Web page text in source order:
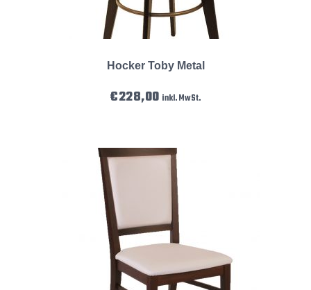
Hocker Toby Metal
€228,00 inkl. MwSt.